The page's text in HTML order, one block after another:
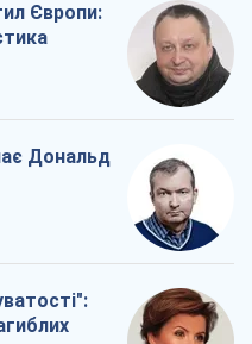
Європи:
Дональд